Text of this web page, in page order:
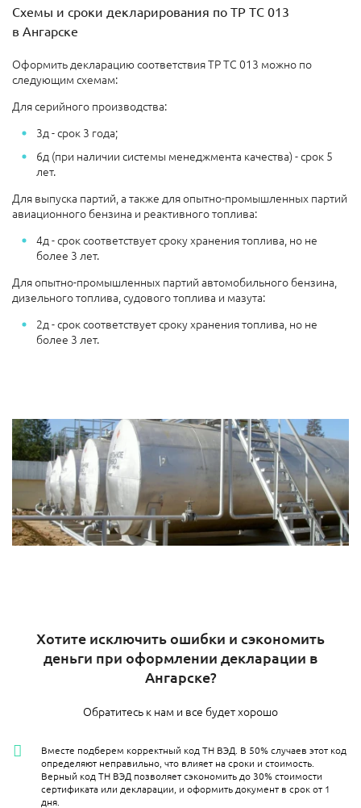
Схемы и сроки декларирования по ТР ТС 013
в Ангарске
Оформить декларацию соответствия ТР ТС 013 можно по
следующим схемам:
Для серийного производства:
3д - срок 3 года;
6д (при наличии системы менеджмента качества) - срок 5
лет.
Для выпуска партий, а также для опытно-промышленных партий
авиационного бензина и реактивного топлива:
4д - срок соответствует сроку хранения топлива, но не
более 3 лет.
Для опытно-промышленных партий автомобильного бензина,
дизельного топлива, судового топлива и мазута:
2д - срок соответствует сроку хранения топлива, но не
более 3 лет.
Хотите исключить ошибки и сэкономить
деньги при оформлении декларации в
Ангарске?
Обратитесь к нам и все будет хорошо
Вместе подберем корректный код ТН ВЭД. В 50% случаев этот код
определяют неправильно, что влияет на сроки и стоимость.
Верный код ТН ВЭД позволяет сэкономить до 30% стоимости
сертификата или декларации, и оформить документ в срок от 1
дня.